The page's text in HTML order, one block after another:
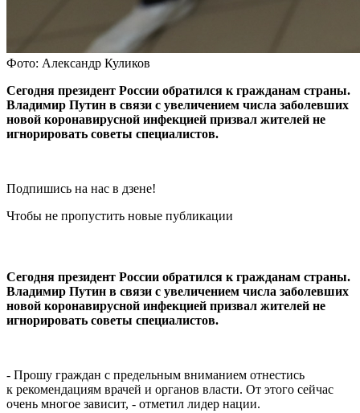
Фото: Александр Куликов
Сегодня президент России обратился к гражданам страны.
Владимир Путин в связи с увеличением числа заболевших
новой коронавирусной инфекцией призвал жителей не
игнорировать советы специалистов.
Подпишись на нас в дзене!
Чтобы не пропустить новые публикации
Сегодня президент России обратился к гражданам страны.
Владимир Путин в связи с увеличением числа заболевших
новой коронавирусной инфекцией призвал жителей не
игнорировать советы специалистов.
- Прошу граждан с предельным вниманием отнестись
к рекомендациям врачей и органов власти. От этого сейчас
очень многое зависит, - отметил лидер нации.